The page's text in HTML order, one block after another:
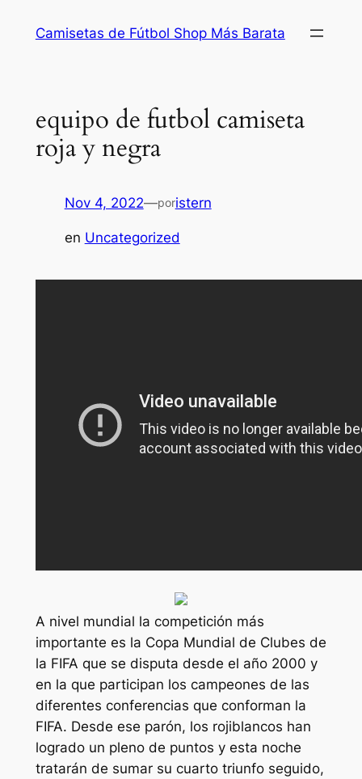
Camisetas de Fútbol Shop Más Barata
equipo de futbol camiseta
roja y negra
Nov 4, 2022—poristern
en Uncategorized
A nivel mundial la competición más
importante es la Copa Mundial de Clubes de
la FIFA que se disputa desde el año 2000 y
en la que participan los campeones de las
diferentes conferencias que conforman la
FIFA. Desde ese parón, los rojiblancos han
logrado un pleno de puntos y esta noche
tratarán de sumar su cuarto triunfo seguido,